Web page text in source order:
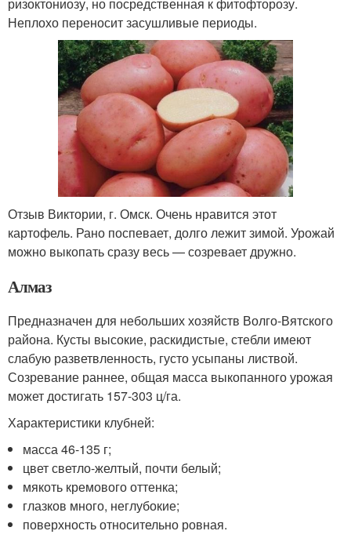
ризоктониозу, но посредственная к фитофторозу.
Неплохо переносит засушливые периоды.
Отзыв Виктории, г. Омск. Очень нравится этот
картофель. Рано поспевает, долго лежит зимой. Урожай
можно выкопать сразу весь — созревает дружно.
Алмаз
Предназначен для небольших хозяйств Волго-Вятского
района. Кусты высокие, раскидистые, стебли имеют
слабую разветвленность, густо усыпаны листвой.
Созревание раннее, общая масса выкопанного урожая
может достигать 157-303 ц/га.
Характеристики клубней:
масса 46-135 г;
цвет светло-желтый, почти белый;
мякоть кремового оттенка;
глазков много, неглубокие;
поверхность относительно ровная.